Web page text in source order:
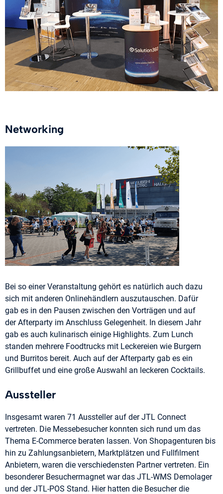
Networking
Bei so einer Veranstaltung gehört es natürlich auch dazu
sich mit anderen Onlinehändlern auszutauschen. Dafür
gab es in den Pausen zwischen den Vorträgen und auf
der Afterparty im Anschluss Gelegenheit. In diesem Jahr
gab es auch kulinarisch einige Highlights. Zum Lunch
standen mehrere Foodtrucks mit Leckereien wie Burgern
und Burritos bereit. Auch auf der Afterparty gab es ein
Grillbuffet und eine große Auswahl an leckeren Cocktails.
Aussteller
Insgesamt waren 71 Aussteller auf der JTL Connect
vertreten. Die Messebesucher konnten sich rund um das
Thema E-Commerce beraten lassen. Von Shopagenturen bis
hin zu Zahlungsanbietern, Marktplätzen und Fullfilment
Anbietern, waren die verschiedensten Partner vertreten. Ein
besonderer Besuchermagnet war das JTL-WMS Demolager
und der JTL-POS Stand. Hier hatten die Besucher die